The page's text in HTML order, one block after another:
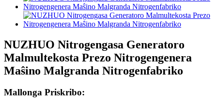
NUZHUO Nitrogengasa Generatoro
Malmultekosta Prezo Nitrogengenera
Maŝino Malgranda Nitrogenfabriko
Mallonga Priskribo: